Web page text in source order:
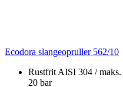
Ecodora slangeopruller 562/10
Rustfrit AISI 304 / maks.
20 bar